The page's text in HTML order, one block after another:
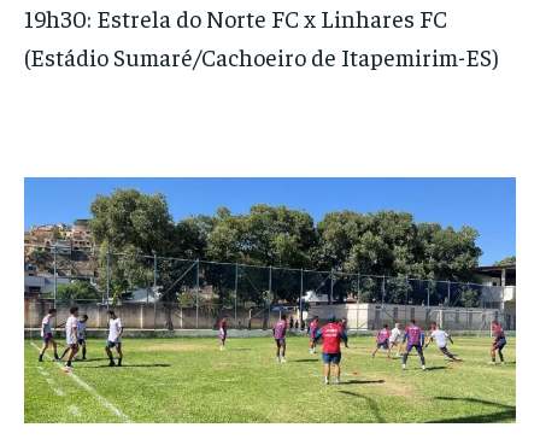
19h30: Estrela do Norte FC x Linhares FC
(Estádio Sumaré/Cachoeiro de Itapemirim-ES)